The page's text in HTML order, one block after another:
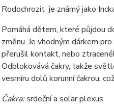
Rodochrozit je známý jako
Pomáhá dětem, které půjdou
změnu. Je vhodným dárkem
přerušil kontakt, nebo
Odblokovává čakry, takže
vesmíru dolů korunní čakrou;
Čakra:srdeční a solar plexus